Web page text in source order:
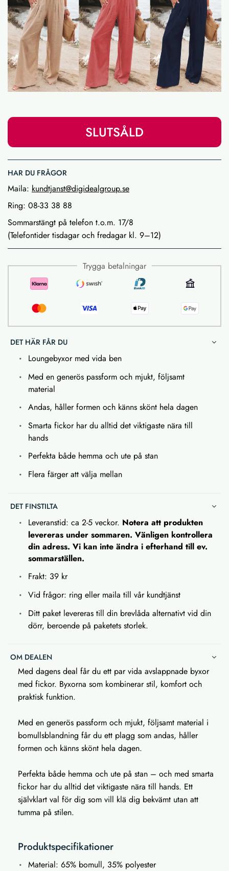
SLUTSÅLD
HAR DU FRÅGOR
Maila: kundtjanst@digidealgroup.se
Ring: 08-33 38 88
Sommarstängt på telefon t.o.m. 17/8
(Telefontider tisdagar och fredagar kl. 9–12)
Trygga betalningar
DET HÄR FÅR DU
Loungebyxor med vida ben
Med en generös passform och mjukt, följsamt
material
Andas, håller formen och känns skönt hela dagen
Smarta fickor har du alltid det viktigaste nära till
hands
Perfekta både hemma och ute på stan
Flera färger att välja mellan
DET FINSTILTA
Leveranstid: ca 2-5 veckor. Notera att produkten
levereras under sommaren. Vänligen kontrollera
din adress. Vi kan inte ändra i efterhand till ev.
sommarställen.
Frakt: 39 kr
Vid frågor: ring eller maila till vår kundtjänst
Ditt paket levereras till din brevlåda alternativt vid din
dörr, beroende på paketets storlek.
OM DEALEN
Med dagens deal får du ett par vida avslappnade byxor
med fickor. Byxorna som kombinerar stil, komfort och
praktisk funktion.
Med en generös passform och mjukt, följsamt material i
bomullsblandning får du ett plagg som andas, håller
formen och känns skönt hela dagen.
Perfekta både hemma och ute på stan – och med smarta
fickor har du alltid det viktigaste nära till hands. Ett
självklart val för dig som vill klä dig bekvämt utan att
tumma på stilen.
Produktspecifikationer
Material: 65% bomull, 35% polyester